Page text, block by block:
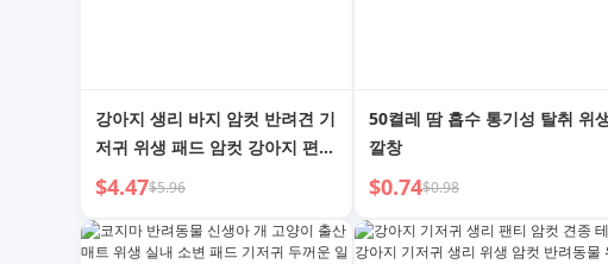
강아지 생리 바지 암컷 반려견 기
저귀 위생 패드 암컷 강아지 편리
한 가제트 생리 기간 발정기 아기
$4.47$5.96
50켤레 땀 흡수 통기성 탈취 위
깔창
$0.74$0.98